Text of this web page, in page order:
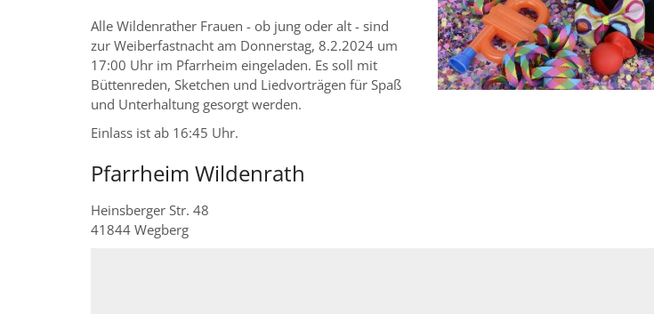
Alle Wildenrather Frauen - ob jung oder alt - sind
zur Weiberfastnacht am Donnerstag, 8.2.2024 um
17:00 Uhr im Pfarrheim eingeladen. Es soll mit
Büttenreden, Sketchen und Liedvorträgen für Spaß
und Unterhaltung gesorgt werden.
Einlass ist ab 16:45 Uhr.
Pfarrheim Wildenrath
Heinsberger Str. 48
41844 Wegberg